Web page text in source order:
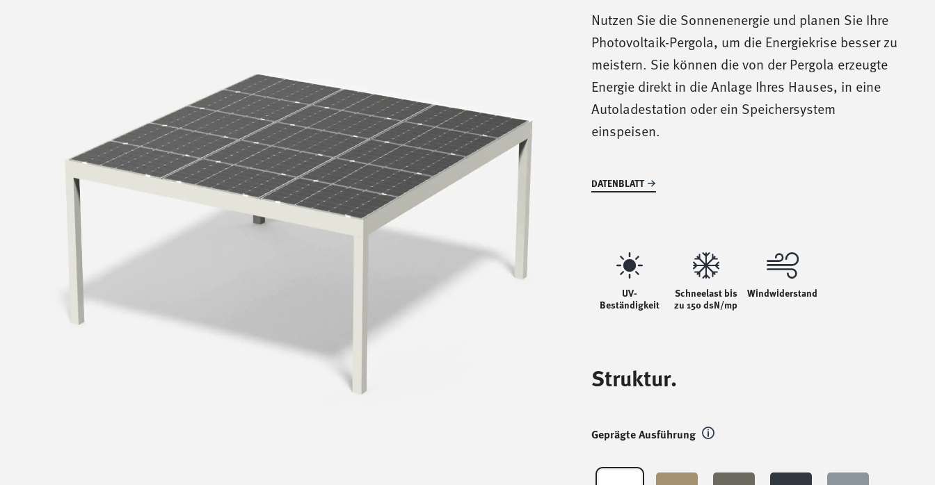
Nutzen Sie die Sonnenenergie und planen Sie Ihre
Photovoltaik-Pergola, um die Energiekrise besser zu
meistern. Sie können die von der Pergola erzeugte
Energie direkt in die Anlage Ihres Hauses, in eine
Autoladestation oder ein Speichersystem
einspeisen.
DATENBLATT
UV-
Beständigkeit
Schneelast bis
zu 150 dsN/mp
Windwiderstand
Struktur.
Geprägte Ausführung